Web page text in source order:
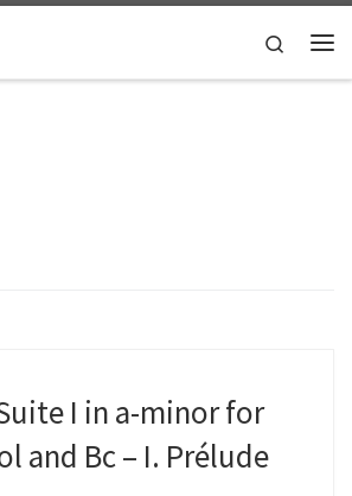
Search
I in a-minor for
and Bc – I. Prélude